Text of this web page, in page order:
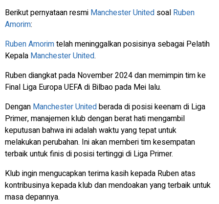
Berikut pernyataan resmi Manchester United soal Ruben
Amorim:
Ruben Amorimtelah meninggalkan posisinya sebagai Pelatih
Kepala Manchester United.
Ruben diangkat pada November 2024 dan memimpin tim ke
Final Liga Europa UEFA di Bilbao pada Mei lalu.
Dengan Manchester Unitedberada di posisi keenam di Liga
Primer, manajemen klub dengan berat hati mengambil
keputusan bahwa ini adalah waktu yang tepat untuk
melakukan perubahan. Ini akan memberi tim kesempatan
terbaik untuk finis di posisi tertinggi di Liga Primer.
Klub ingin mengucapkan terima kasih kepada Ruben atas
kontribusinya kepada klub dan mendoakan yang terbaik untuk
masa depannya.